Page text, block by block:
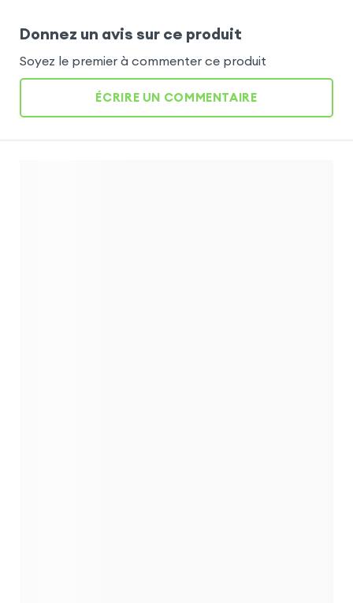
Donnez un avis sur ce produit
Soyez le premier à commenter ce produit
ÉCRIRE UN COMMENTAIRE